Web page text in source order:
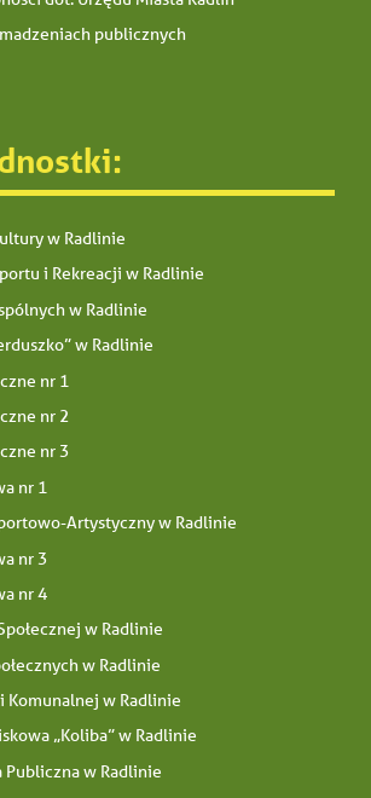
publicznych
w Radlinie
i Rekreacji w Radlinie
w Radlinie
w Radlinie
nr 1
nr 2
nr 3
nr 1
Artystyczny w Radlinie
nr 3
nr 4
w Radlinie
w Radlinie
Komunalnej w Radlinie
„Koliba” w Radlinie
w Radlinie